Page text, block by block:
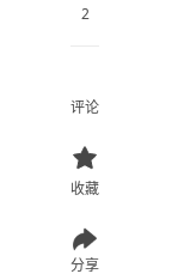
2
评论
收藏
分享